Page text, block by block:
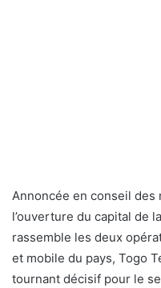
Annoncée en conseil
l’ouverture du capital de
rassemble les deux
et mobile du pays, Togo
tournant décisif pour le